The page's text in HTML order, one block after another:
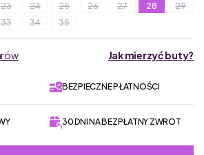
23 24 25 26 27 28
29
33 34 35
Jak mierzyć buty?
BEZPIECZNE PŁATNOŚCI
30 DNI NA BEZPŁATNY ZWROT